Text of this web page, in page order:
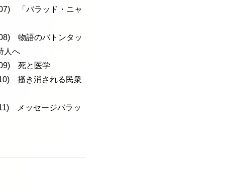
「バラッド・ニャ
物語のバトンタッ
人へ
死と医学
掻き消される民衆
メッセージバラッ